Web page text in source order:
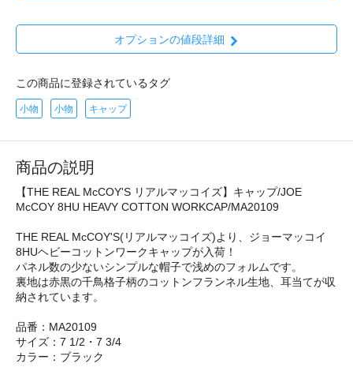
オプションの値段詳細
この商品に登録されているタグ
小物 小物 キャップ
商品の説明
【THE REAL McCOY'S リアルマッコイズ】キャップ/JOE
McCOY 8HU HEAVY COTTON WORKCAP/MA20109
THE REAL McCOY'S(リアルマッコイズ)より、ジョーマッコイ
8HUヘビーコットンワークキャップが入荷！
パネル数の少ないシンプルな帽子で浅めのフォルムです。
裏地は赤黒の千鳥格子柄のコットンフランネル生地、耳当てが収
納されています。
品番：MA20109
サイズ：7 1/2・7 3/4
カラー：ブラック